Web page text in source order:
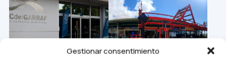
Gestionar consentimiento